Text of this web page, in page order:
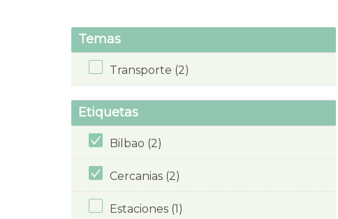
Temas
Transporte (2)
Etiquetas
Bilbao (2)
Cercanias (2)
Estaciones (1)